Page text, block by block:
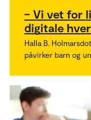
– Vi vet for
digitale
Halla B.
påvirker barn og